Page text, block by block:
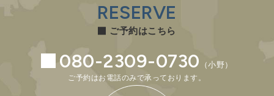
RESERVE
ご予約はこちら
080-2309-0730 （小野）
ご予約はお電話のみで承っております。